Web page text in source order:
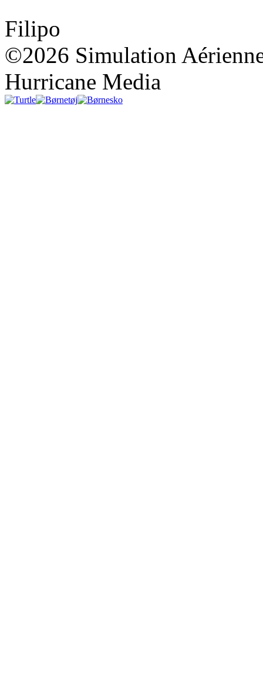
Filipo
©2026 Simulation
Hurricane Media